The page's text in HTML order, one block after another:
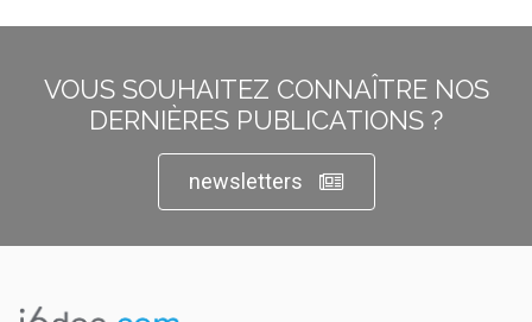
VOUS SOUHAITEZ CONNAÎTRE NOS
DERNIÈRES PUBLICATIONS ?
newsletters